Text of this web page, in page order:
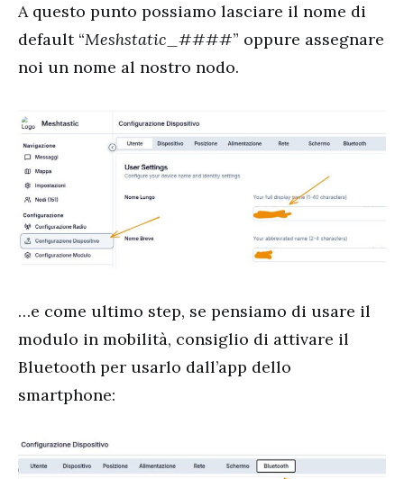
A questo punto possiamo lasciare il nome di
default “Meshstatic_####” oppure assegnare
noi un nome al nostro nodo.
…e come ultimo step, se pensiamo di usare il
modulo in mobilità, consiglio di attivare il
Bluetooth per usarlo dall’app dello
smartphone: